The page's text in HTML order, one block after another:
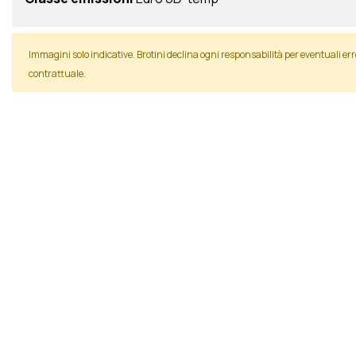
Immagini solo indicative. Brotini declina ogni responsabilità per eventuali
contrattuale.